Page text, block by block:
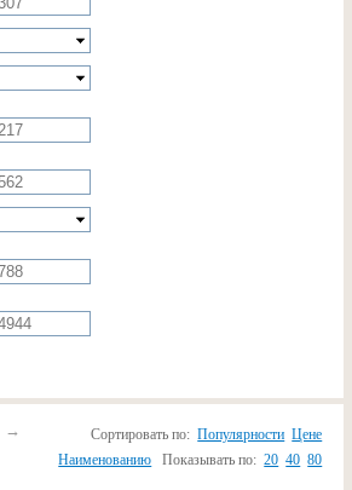
→ Сортировать по: Популярности Цене
Наименованию
Показывать по: 20 40 80